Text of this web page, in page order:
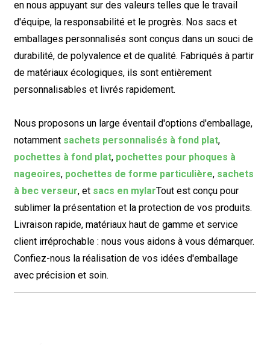
en nous appuyant sur des valeurs telles que le travail
d'équipe, la responsabilité et le progrès. Nos sacs et
emballages personnalisés sont conçus dans un souci de
durabilité, de polyvalence et de qualité. Fabriqués à partir
de matériaux écologiques, ils sont entièrement
personnalisables et livrés rapidement.
Nous proposons un large éventail d'options d'emballage,
notamment sachets personnalisés à fond plat,
pochettes à fond plat, pochettes pour phoques à
nageoires, pochettes de forme particulière, sachets
à bec verseur, et sacs en mylarTout est conçu pour
sublimer la présentation et la protection de vos produits.
Livraison rapide, matériaux haut de gamme et service
client irréprochable : nous vous aidons à vous démarquer.
Confiez-nous la réalisation de vos idées d'emballage
avec précision et soin.